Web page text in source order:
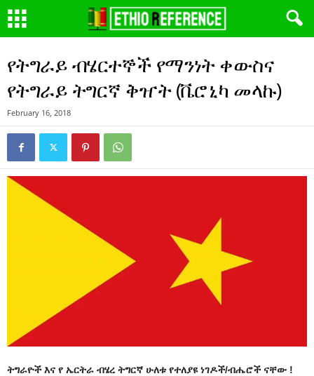
የትግራይ ብሄርተኞች የማንነት ቀውስና
የትግራይ ትግርኛ ቅዠት (ቬሮኒካ መላኩ)
February 16, 2018
ትግራዮች እና የ ኤርትራ ብሄረ ትግርኛ ሁለቱ የተለያዩ ነገዶች/ብሔሮች ናቸው !